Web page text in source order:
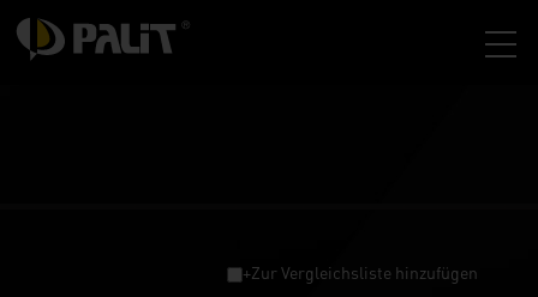
+Zur Vergleichsliste hinzufügen